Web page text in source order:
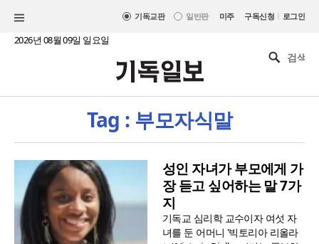
기독교판 일반판 미주 구독신청 | 로그인
2026년 08월 09일 일요일
Tag : 부모자식말
성인 자녀가 부모에게 가
장 듣고 싶어하는 말 7가
지
기독교 심리학 교수이자 여섯 자
녀를 둔 어머니 '빅토리아 리올라